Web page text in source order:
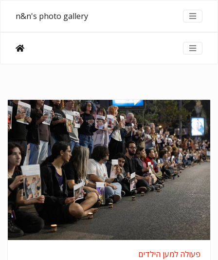
n&n's photo gallery
פעולה למען הילדים